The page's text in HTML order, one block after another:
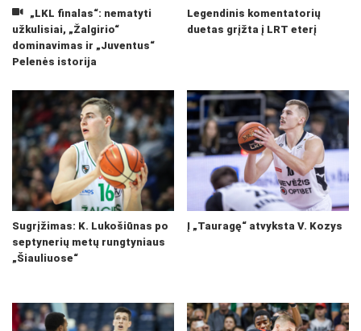
„LKL finalas“: nematyti
užkulisiai, „Žalgirio“
dominavimas ir „Juventus“
Pelenės istorija
Legendinis komentatorių
duetas grįžta į LRT eterį
Sugrįžimas: K. Lukošiūnas po
septynerių metų rungtyniaus
„Šiauliuose“
Į „Tauragę“ atvyksta V. Kozys